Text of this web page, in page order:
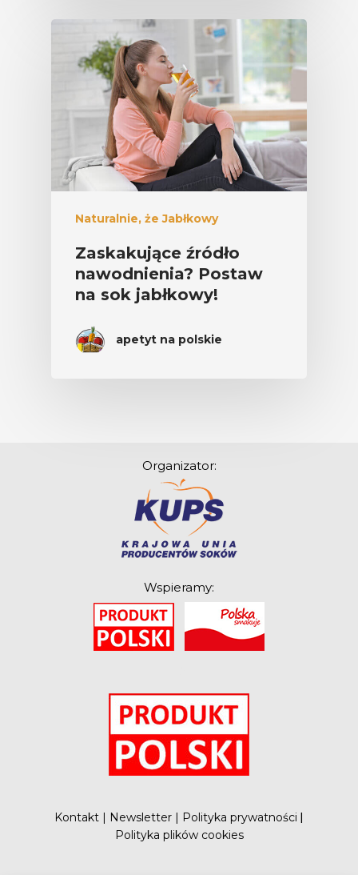
Naturalnie, że Jabłkowy
Zaskakujące źródło
nawodnienia? Postaw
na sok jabłkowy!
apetyt na polskie
Organizator:
Wspieramy:
Kontakt | Newsletter | Polityka prywatności |
Polityka plików cookies